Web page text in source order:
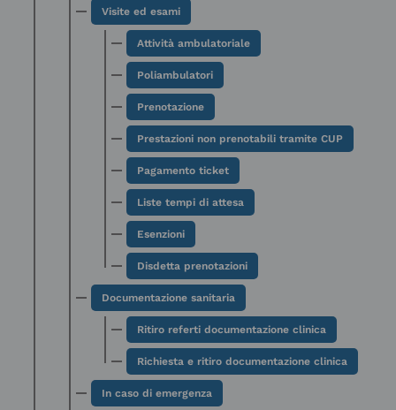
Visite ed esami
Attività ambulatoriale
Poliambulatori
Prenotazione
Prestazioni non prenotabili tramite CUP
Pagamento ticket
Liste tempi di attesa
Esenzioni
Disdetta prenotazioni
Documentazione sanitaria
Ritiro referti documentazione clinica
Richiesta e ritiro documentazione clinica
In caso di emergenza